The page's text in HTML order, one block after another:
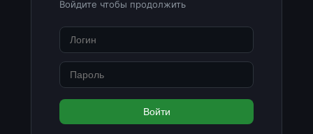
Войдите чтобы продолжить
Войти